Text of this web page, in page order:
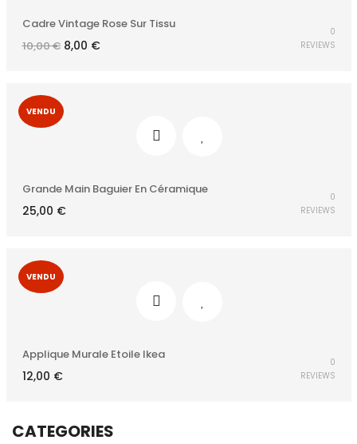
CATEGORIES
Cadre Vintage Rose Sur Tissu
10,00€ Le
prix
8,00 €Le
prix
0
REVIEWS
VENDU
Grande Main Baguier En Céramique
25,00 €
0
REVIEWS
VENDU
Applique Murale Etoile Ikea
12,00 €
0
REVIEWS